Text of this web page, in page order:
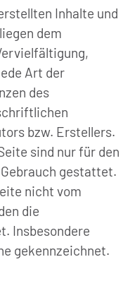
Inhalte und
dem
Art der
des
bzw. Erstellers.
sind nur für den
gestattet.
nicht vom
die
Insbesondere
gekennzeichnet.